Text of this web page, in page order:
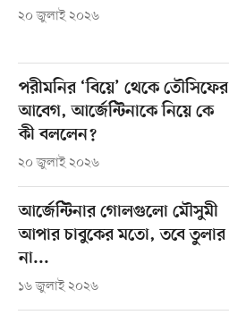
২০ জুলাই ২০২৬
পরীমনির ‘বিয়ে’ থেকে তৌসিফের
আবেগ, আর্জেন্টিনাকে নিয়ে কে
কী বললেন?
২০ জুলাই ২০২৬
আর্জেন্টিনার গোলগুলো মৌসুমী
আপার চাবুকের মতো, তবে তুলার
না...
১৬ জুলাই ২০২৬